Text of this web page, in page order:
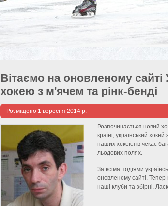
Вітаємо на оновленому сайті
хокею з м'ячем та рінк-бенді
Розміщено 1 вересня 2014 р.
Розпочинається новий
країні, український
наших хокеїстів чекає
льодових полях.
За всіма подіями
оновленому сайті.
наші клуби та збірні.